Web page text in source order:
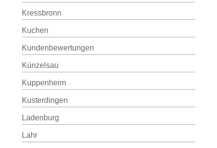
Kressbronn
Kuchen
Kundenbewertungen
Künzelsau
Kuppenheim
Kusterdingen
Ladenburg
Lahr